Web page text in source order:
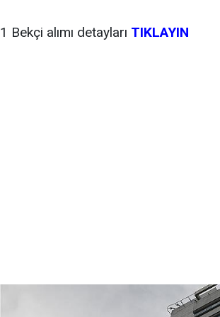
1 Bekçi alımı detayları TIKLAYIN